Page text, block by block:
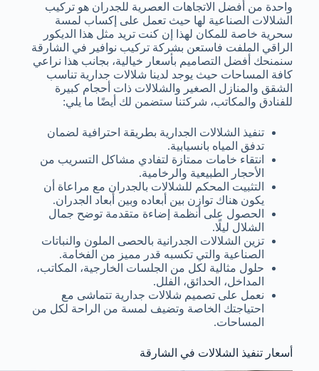
واحدة من أفضل الاتجاهات العصرية للجدران هو تركيب
الشلالات الصناعية لها حيث تعمل على إكساب لمسة
سحرية خاصة للمكان لهذا إن كنت تريد مثل هذا الديكور
الراقي الملفت فاستعن بشركة تركيب نوافير في الشارقة
سنمنحك أفضل التصاميم بأسعار خيالية، بجانب هذا نراعي
كافة المساحات حيث يوجد لدينا شلالات جدارية تناسب
الشقق والمنازل الصغير والشلالات ذات أحجام كبيرة
للفنادق والمكاتب، شركتنا ستضمن لك أيضًا ما يلي:
تنفيذ الشلالات الجدارية بطريقة احترافية لضمان
تدفق المياه بانسيابية.
انتقاء خامات ممتازة لتفادي مشاكل التسريب من
الأحجار الطبيعية والرخامية.
التثبيت المحكم للشلالات بالجدران مع مراعاة أن
يكون هناك توازن بين أبعاده وبين أبعاد الجدران.
الحصول على أنظمة إضاءة متقدمة توضح جمال
الشلال ليلًا.
تزين الشلالات الجدرانية بالحصى الملون والنباتات
الصناعية والتي تكسبه قدر مميز من الفخامة.
حلول مثالية لكل من الجلسات الخارجية، المكاتب،
المداخل، الحدائق، الفلل.
نعمل على تصميم شلالات جدارية تتماشى مع
احتياجتك الخاصة وتضيف لمسة من الراحة لكل من
المساحات.
أسعار تنفيذ الشلالات في الشارقة